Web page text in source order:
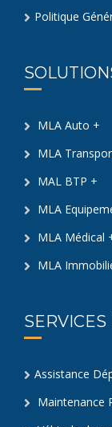
Politique
MLA Auto +
MLA
MAL BTP +
MLA
MLA Médical
MLA
SERVICES
Assistance
Maintenance